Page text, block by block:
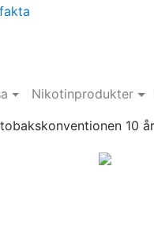
Nikotinprodukter
10 år